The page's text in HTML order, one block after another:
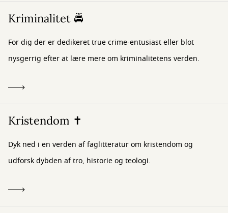
Kriminalitet 🚔
For dig der er dedikeret true crime-entusiast eller blot
nysgerrig efter at lære mere om kriminalitetens verden.
Kristendom ✝️
Dyk ned i en verden af faglitteratur om kristendom og
udforsk dybden af tro, historie og teologi.